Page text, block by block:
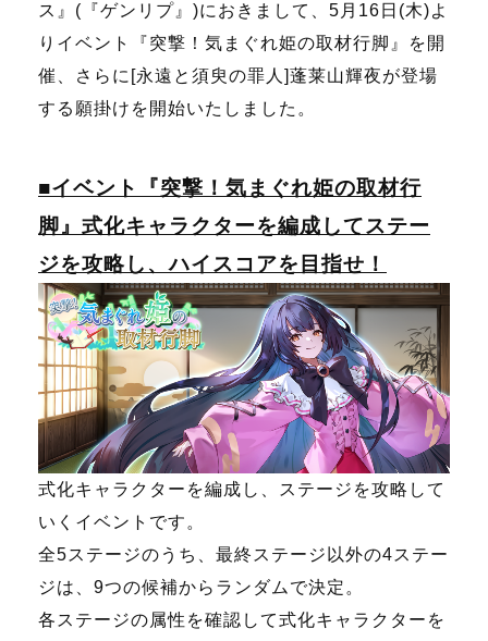
ス』(『ゲンリプ』)におきまして、5月16日(木)よ
りイベント『突撃！気まぐれ姫の取材行脚』を開
催、さらに[永遠と須臾の罪人]蓬莱山輝夜が登場
する願掛けを開始いたしました。
■イベント『突撃！気まぐれ姫の取材行
脚』式化キャラクターを編成してステー
ジを攻略し、ハイスコアを目指せ！
式化キャラクターを編成し、ステージを攻略して
いくイベントです。
全5ステージのうち、最終ステージ以外の4ステー
ジは、9つの候補からランダムで決定。
各ステージの属性を確認して式化キャラクターを